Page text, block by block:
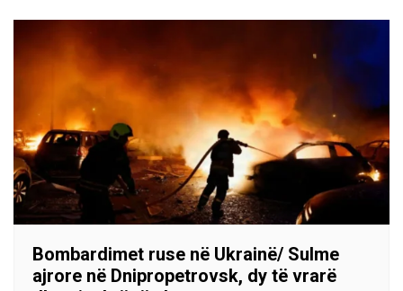
Bombardimet ruse në Ukrainë/ Sulme
ajrore në Dnipropetrovsk, dy të vrarë